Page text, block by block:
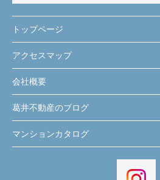
トップページ
アクセスマップ
会社概要
葛井不動産のブログ
マンションカタログ